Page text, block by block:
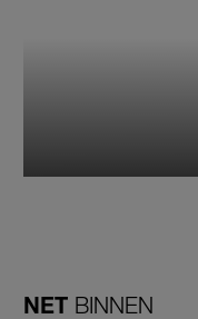
NET BINNEN